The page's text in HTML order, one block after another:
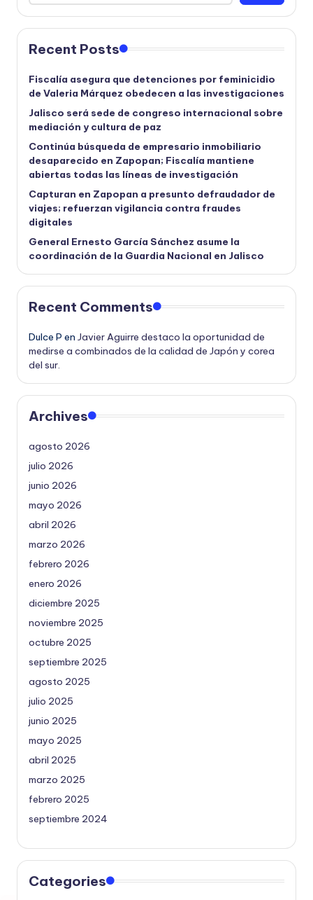
Recent Posts
Fiscalía asegura que detenciones por feminicidio
de Valeria Márquez obedecen a las investigaciones
Jalisco será sede de congreso internacional sobre
mediación y cultura de paz
Continúa búsqueda de empresario inmobiliario
desaparecido en Zapopan; Fiscalía mantiene
abiertas todas las líneas de investigación
Capturan en Zapopan a presunto defraudador de
viajes; refuerzan vigilancia contra fraudes
digitales
General Ernesto García Sánchez asume la
coordinación de la Guardia Nacional en Jalisco
Recent Comments
Dulce P en Javier Aguirre destaco la oportunidad de
medirse a combinados de la calidad de Japón y corea
del sur.
Archives
agosto 2026
julio 2026
junio 2026
mayo 2026
abril 2026
marzo 2026
febrero 2026
enero 2026
diciembre 2025
noviembre 2025
octubre 2025
septiembre 2025
agosto 2025
julio 2025
junio 2025
mayo 2025
abril 2025
marzo 2025
febrero 2025
septiembre 2024
Categories